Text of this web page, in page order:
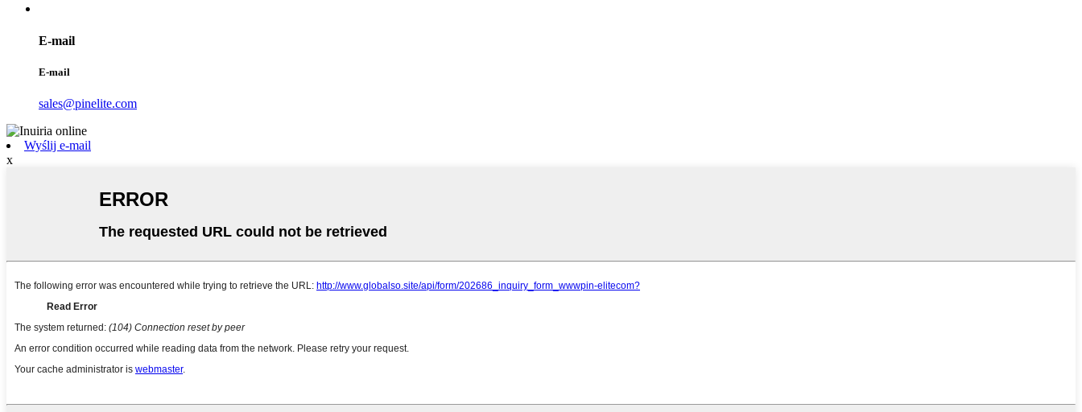
E-mail
E-mail
sales@pinelite.com
Wyślij e-mail
x